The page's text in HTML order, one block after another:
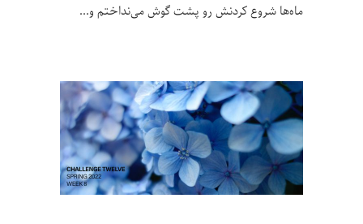
ماه‌ها شروع‌ کردنش رو پشت گوش می‌نداختم و